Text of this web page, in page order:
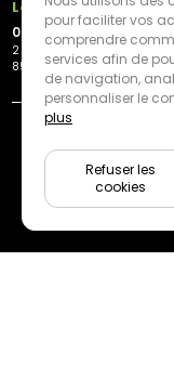
Les Herbiers
02 21 81 23 11
2 rue des Peupliers
85500 Les Herbiers
Livraison
pour faciliter vos
comprendre
services afin de
de navigation,
personnaliser le
plus
Refuser les
cookies